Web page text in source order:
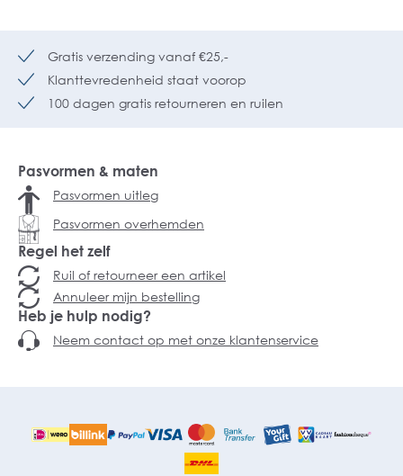
Gratis verzending vanaf €25,-
Klanttevredenheid staat voorop
100 dagen gratis retourneren en ruilen
Pasvormen & maten
Pasvormen uitleg
Pasvormen overhemden
Regel het zelf
Ruil of retourneer een artikel
Annuleer mijn bestelling
Heb je hulp nodig?
Neem contact op met onze klantenservice